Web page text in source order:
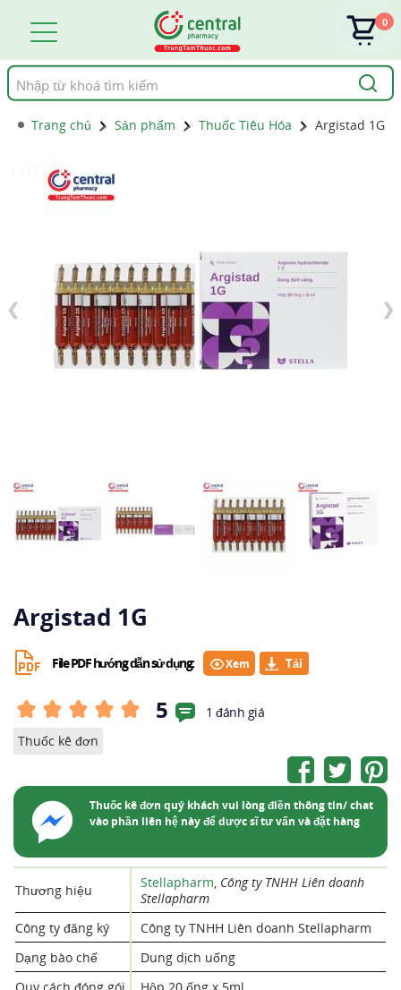
Tìm
kiếm
0
Trang chủ Sản phẩm Thuốc Tiêu Hóa Argistad 1G
❮ ❯
Argistad 1G
File PDF hướng dẫn sử dụng: Xem
5
1 đánh giá
Thuốc kê đơn
Thuốc kê đơn quý khách vui lòng điền thông tin/ chat
vào phần liên hệ này để dược sĩ tư vấn và đặt hàng
Thương hiệu Stellapharm, Công ty TNHH Liên doanh
Stellapharm
Công ty đăng ký
Công ty TNHH Liên doanh Stellapharm
Dạng bào chế
Dung dịch uống